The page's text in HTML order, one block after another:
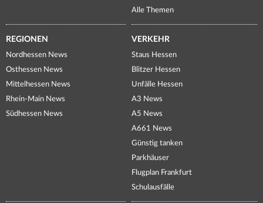
Alle Themen
REGIONEN
Nordhessen News
Osthessen News
Mittelhessen News
Rhein-Main News
Südhessen News
VERKEHR
Staus Hessen
Blitzer Hessen
Unfälle Hessen
A3 News
A5 News
A661 News
Günstig tanken
Parkhäuser
Flugplan Frankfurt
Schulausfälle